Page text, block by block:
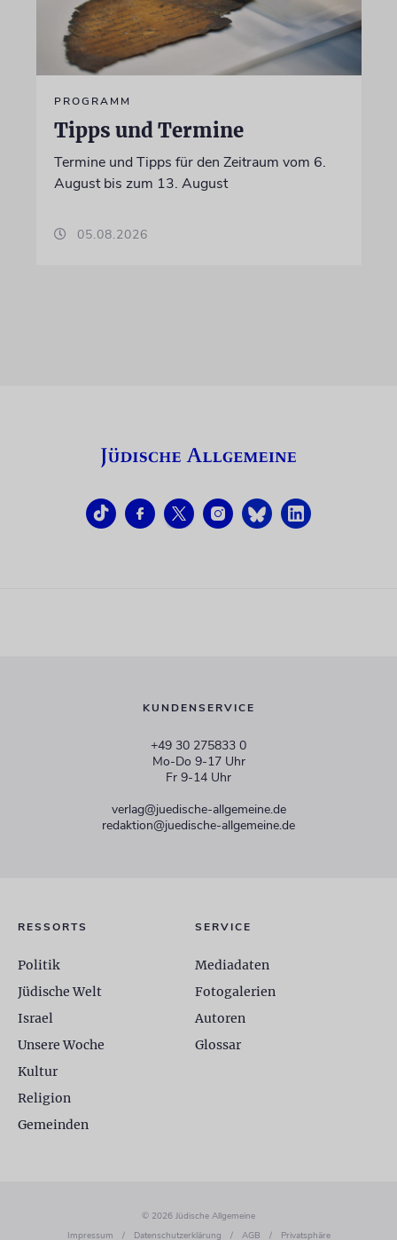
PROGRAMM
Tipps und Termine
Termine und Tipps für den Zeitraum vom 6.
August bis zum 13. August
05.08.2026
KUNDENSERVICE
+49 30 275833 0
Mo-Do 9-17 Uhr
Fr 9-14 Uhr
verlag@juedische-allgemeine.de
redaktion@juedische-allgemeine.de
RESSORTS
Politik
Jüdische Welt
Israel
Unsere Woche
Kultur
Religion
Gemeinden
SERVICE
Mediadaten
Fotogalerien
Autoren
Glossar
© 2026 Jüdische Allgemeine
Impressum
/ Datenschutzerklärung / AGB / Privatsphäre